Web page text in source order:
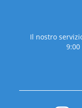
Il nostro
9:00